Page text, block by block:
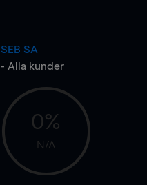
SEB SA
- Alla kunder
0%
N/A